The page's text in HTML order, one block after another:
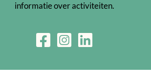
informatie over activiteiten.